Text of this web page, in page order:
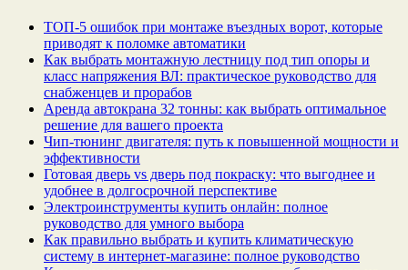
ТОП-5 ошибок при монтаже въездных ворот, которые
приводят к поломке автоматики
Как выбрать монтажную лестницу под тип опоры и
класс напряжения ВЛ: практическое руководство для
снабженцев и прорабов
Аренда автокрана 32 тонны: как выбрать оптимальное
решение для вашего проекта
Чип‑тюнинг двигателя: путь к повышенной мощности и
эффективности
Готовая дверь vs дверь под покраску: что выгоднее и
удобнее в долгосрочной перспективе
Электроинструменты купить онлайн: полное
руководство для умного выбора
Как правильно выбрать и купить климатическую
систему в интернет‑магазине: полное руководство